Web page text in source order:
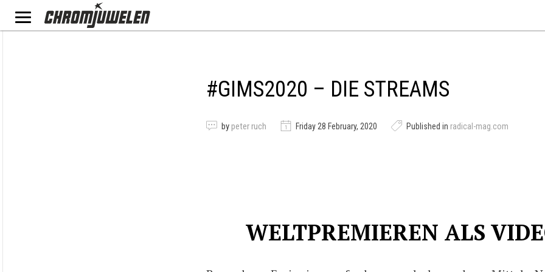
#GIMS2020 – DIE STREAMS
by peter ruch Friday 28 February, 2020 Published in radical-mag.com
WELTPREMIEREN ALS